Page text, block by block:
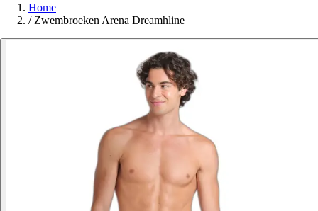
Home
/ Zwembroeken Arena Dreamhline